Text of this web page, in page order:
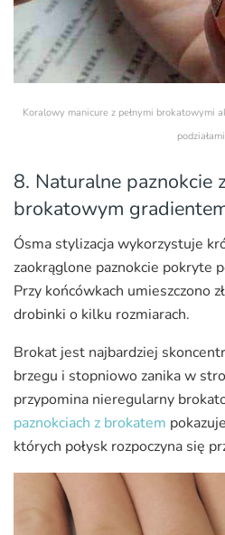
Koralowy manicure z pełnymi brokatowymi
8. Naturalne paznokcie
brokatowym
Ósma stylizacja wykorzystuje
zaokrąglone paznokcie pokryte
Przy końcówkach umieszczono
drobinki o kilku rozmiarach.
Brokat jest najbardziej
brzegu i stopniowo zanika w
przypomina nieregularny
paznokciach z brokatem
których połysk rozpoczyna się